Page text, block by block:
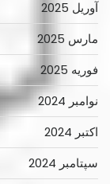
آوریل 2025
مارس 2025
فوریه 2025
نوامبر 2024
اکتبر 2024
سپتامبر 2024